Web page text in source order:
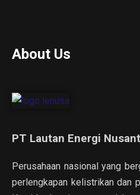
About Us
PT Lautan Energi
Perusahaan nasional yang
perlengkapan kelistrikan dan